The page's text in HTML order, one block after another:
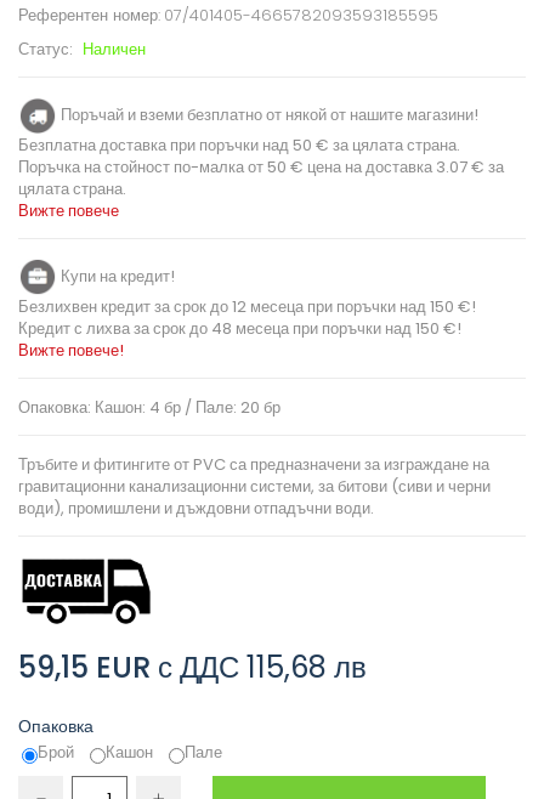
Референтен номер: 07/401405-4665782093593185595
Статус: Наличен
Поръчай и вземи безплатно от някой от нашите магазини!
Безплатна доставка при поръчки над 50 € за цялата страна.
Поръчка на стойност по-малка от 50 € цена на доставка 3.07 € за
цялата страна.
Вижте повече
Купи на кредит!
Безлихвен кредит за срок до 12 месеца при поръчки над 150 €!
Кредит с лихва за срок до 48 месеца при поръчки над 150 €!
Вижте повече!
Опаковка: Кашон: 4 бр / Пале: 20 бр
Тръбите и фитингите от PVC са предназначени за изграждане на
гравитационни канализационни системи, за битови (сиви и черни
води), промишлени и дъждовни отпадъчни води.
59,15 EUR с ДДС 115,68 лв
Опаковка
Брой Кашон Пале